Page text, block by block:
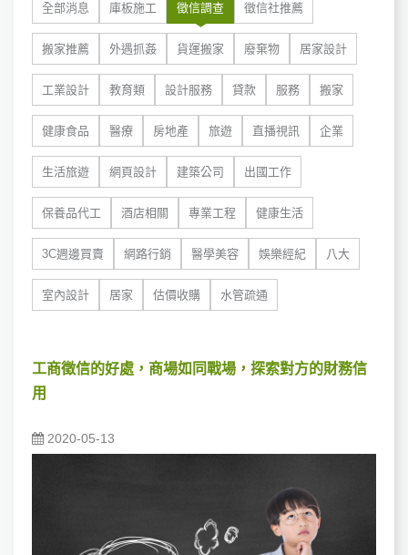
全部消息 庫板施工 徵信調查 徵信社推薦
搬家推薦 外遇抓姦 貨運搬家 廢棄物 居家設計
工業設計 教育類 設計服務 貸款 服務 搬家
健康食品 醫療 房地產 旅遊 直播視訊 企業
生活旅遊 網頁設計 建築公司 出國工作
保養品代工 酒店相關 專業工程 健康生活
3C週邊買賣 網路行銷 醫學美容 娛樂經紀 八大
室內設計 居家 估價收購 水管疏通
工商徵信的好處，商場如同戰場，探索對方的財務信
用
2020-05-13